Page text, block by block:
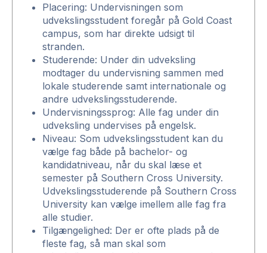
Placering: Undervisningen som
udvekslingsstudent foregår på Gold Coast
campus, som har direkte udsigt til
stranden.
Studerende: Under din udveksling
modtager du undervisning sammen med
lokale studerende samt internationale og
andre udvekslingsstuderende.
Undervisningssprog: Alle fag under din
udveksling undervises på engelsk.
Niveau: Som udvekslingsstudent kan du
vælge fag både på bachelor- og
kandidatniveau, når du skal læse et
semester på Southern Cross University.
Udvekslingsstuderende på Southern Cross
University kan vælge imellem alle fag fra
alle studier.
Tilgængelighed: Der er ofte plads på de
fleste fag, så man skal som